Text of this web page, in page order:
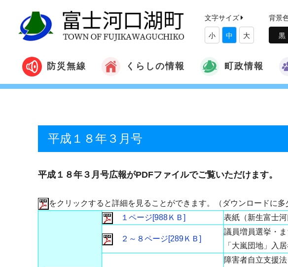
文字サイズ
小 中 大
背景
防災無線 くらしの情報 町政情報
平成１８年３月号
平成１８年３月号広報がPDFファイルでご覧いただけます。
をクリックすると詳細を見ることができます。（ダウンロードに多
１ページ[988ＫＢ] 表紙（新生富士河
２～８ページ[289ＫＢ]
議員増員選挙・
「大嵐団地」入
障害者自立支援